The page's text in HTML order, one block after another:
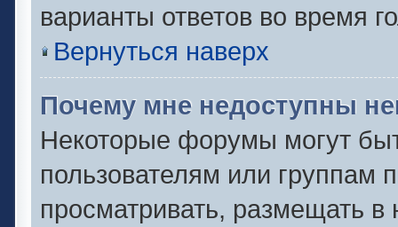
варианты ответов во время
Вернуться наверх
Почему мне недоступны
Некоторые форумы могут
пользователям или группам
просматривать, размещать